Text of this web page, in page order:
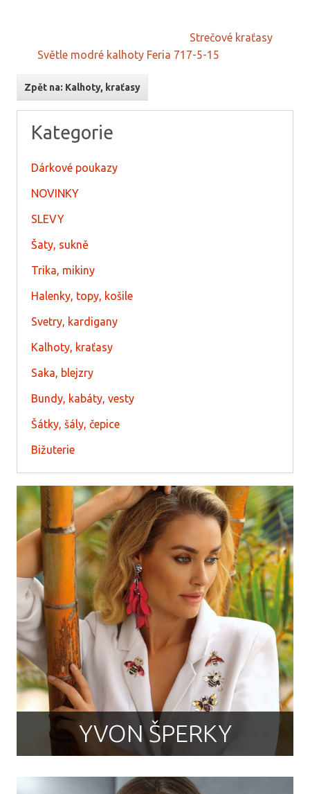
Strečové kraťasy
Světle modré kalhoty Feria 717-5-15
Zpět na: Kalhoty, kraťasy
Kategorie
Dárkové poukazy
NOVINKY
SLEVY
Šaty, sukně
Trika, mikiny
Halenky, topy, košile
Svetry, kardigany
Kalhoty, kraťasy
Saka, blejzry
Bundy, kabáty, vesty
Šátky, šály, čepice
Bižuterie
YVON ŠPERKY